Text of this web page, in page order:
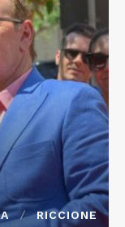
RICCIONE